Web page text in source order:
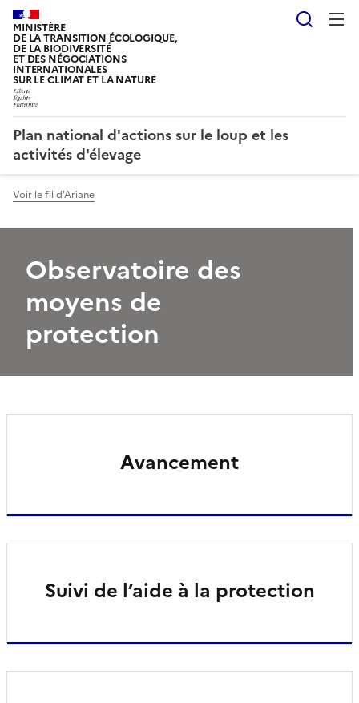
MINISTÈRE
DE LA TRANSITION ÉCOLOGIQUE,
DE LA BIODIVERSITÉ
ET DES NÉGOCIATIONS
INTERNATIONALES
SUR LE CLIMAT ET LA NATURE
Plan national d'actions sur le loup et les
activités d'élevage
Voir le fil d'Ariane
Observatoire des
moyens de
protection
Avancement
Suivi de l’aide à la protection